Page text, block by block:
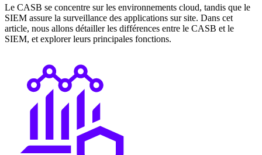
Le CASB se concentre sur les environnements cloud, tandis que le
SIEM assure la surveillance des applications sur site. Dans cet
article, nous allons détailler les différences entre le CASB et le
SIEM, et explorer leurs principales fonctions.